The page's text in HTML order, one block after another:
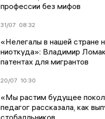
профессии без мифов
31/07 08:32
«Нелегалы в нашей стране
ниоткуда»: Владимир
патентах для мигрантов
20/07 10:30
«Мы растим будущее
педагог рассказала, как
стобалльников